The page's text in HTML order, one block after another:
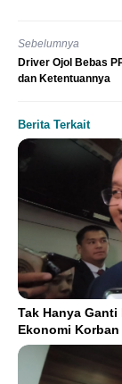
Sebelumnya
Driver Ojol Bebas
dan Ketentuannya
Berita Terkait
Tak Hanya
Ekonomi